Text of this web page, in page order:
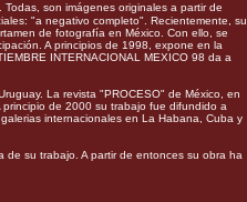
son imágenes originales a partir de
"a negativo completo". Recientemente, su
de fotografía en México. Con ello, se
A principios de 1998, expone en la
INTERNACIONAL MEXICO 98 da a
La revista "PROCESO" de México, en
de 2000 su trabajo fue difundido a
internacionales en La Habana, Cuba y
su trabajo. A partir de entonces su obra ha